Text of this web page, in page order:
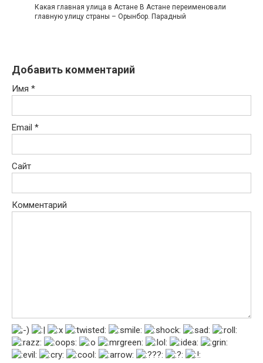
Какая главная улица в Астане В Астане переименовали
главную улицу страны – Орынбор. Парадный
Добавить комментарий
Имя *
Email *
Сайт
Комментарий